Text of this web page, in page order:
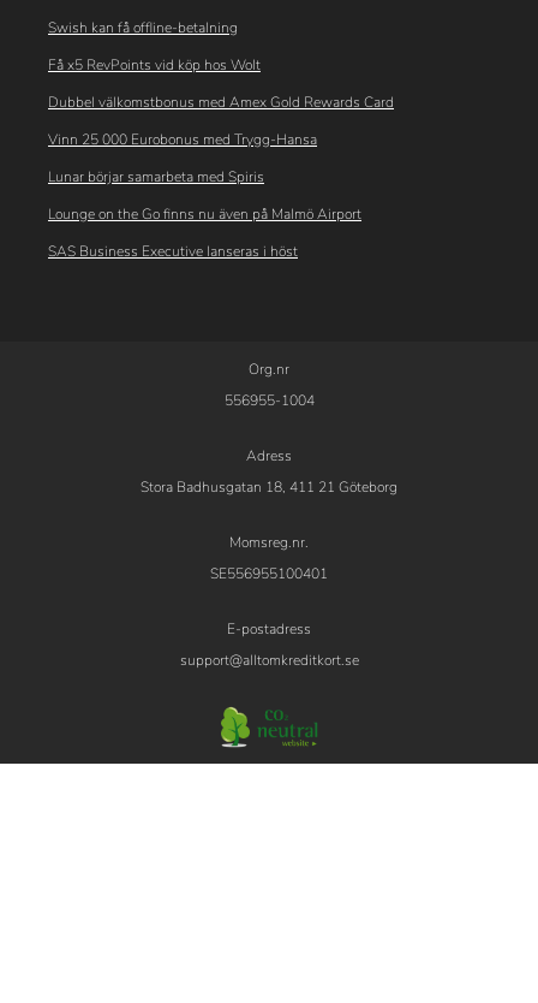
Swish kan få offline-betalning
Få x5 RevPoints vid köp hos Wolt
Dubbel välkomstbonus med Amex Gold Rewards Card
Vinn 25 000 Eurobonus med Trygg-Hansa
Lunar börjar samarbeta med Spiris
Lounge on the Go finns nu även på Malmö Airport
SAS Business Executive lanseras i höst
Org.nr
556955-1004
Adress
Stora Badhusgatan 18, 411 21 Göteborg
Momsreg.nr.
SE556955100401
E-postadress
support@alltomkreditkort.se